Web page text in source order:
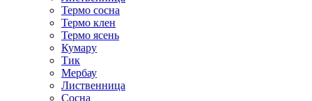
Термо сосна
Термо клен
Термо ясень
Кумару
Тик
Мербау
Лиственница
Сосна